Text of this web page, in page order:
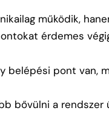
működik,
érdemes
belépési pont van,
bővülni a rendszer